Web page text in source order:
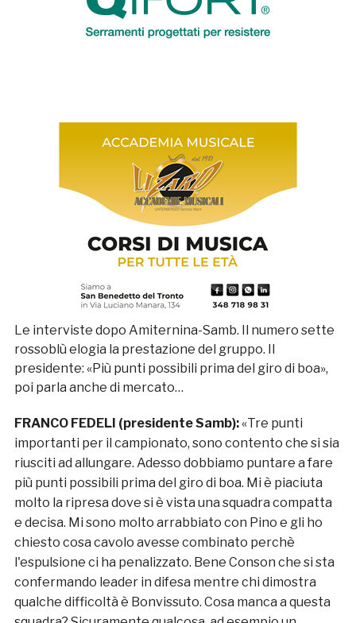
Le interviste dopo Amiternina-Samb. Il numero sette
rossoblù elogia la prestazione del gruppo. Il
presidente: «Più punti possibili prima del giro di boa»,
poi parla anche di mercato…
FRANCO FEDELI (presidente Samb):«Tre punti
importanti per il campionato, sono contento che si sia
riusciti ad allungare. Adesso dobbiamo puntare a fare
più punti possibili prima del giro di boa. Mi è piaciuta
molto la ripresa dove si è vista una squadra compatta
e decisa. Mi sono molto arrabbiato con Pino e gli ho
chiesto cosa cavolo avesse combinato perchè
l'espulsione ci ha penalizzato. Bene Conson che si sta
confermando leader in difesa mentre chi dimostra
qualche difficoltà è Bonvissuto. Cosa manca a questa